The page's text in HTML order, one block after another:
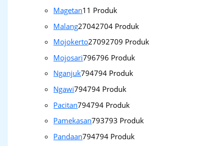
Magetan1 1 Produk
Malang27042704 Produk
Mojokerto27092709 Produk
Mojosari796796 Produk
Nganjuk794794 Produk
Ngawi794794 Produk
Pacitan794794 Produk
Pamekasan793793 Produk
Pandaan794794 Produk